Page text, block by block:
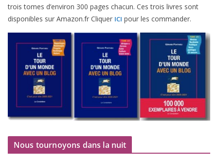
trois tomes d’environ 300 pages cha­cun. Ces trois livres sont
dis­po­nibles sur Amazon​.fr Cliquer ICI pour les commander.
Nous tournoyons dans la nuit